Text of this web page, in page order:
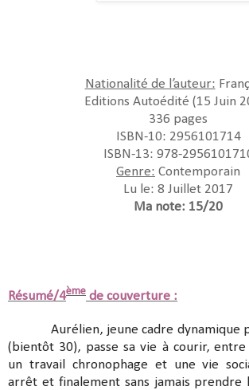
Nationalité de l’auteur:
Editions Autoédité (15 Juin
336 pages
ISBN-10: 2956101714
ISBN-13: 978-
Genre: Contemporain
Lu le: 8 Juillet 2017
Ma note: 15/20
Résumé/4ème de couverture :
Aurélien, jeune cadre dynamique
(bientôt 30), passe sa vie à courir,
un travail chronophage et une vie
arrêt et finalement sans jamais prendre